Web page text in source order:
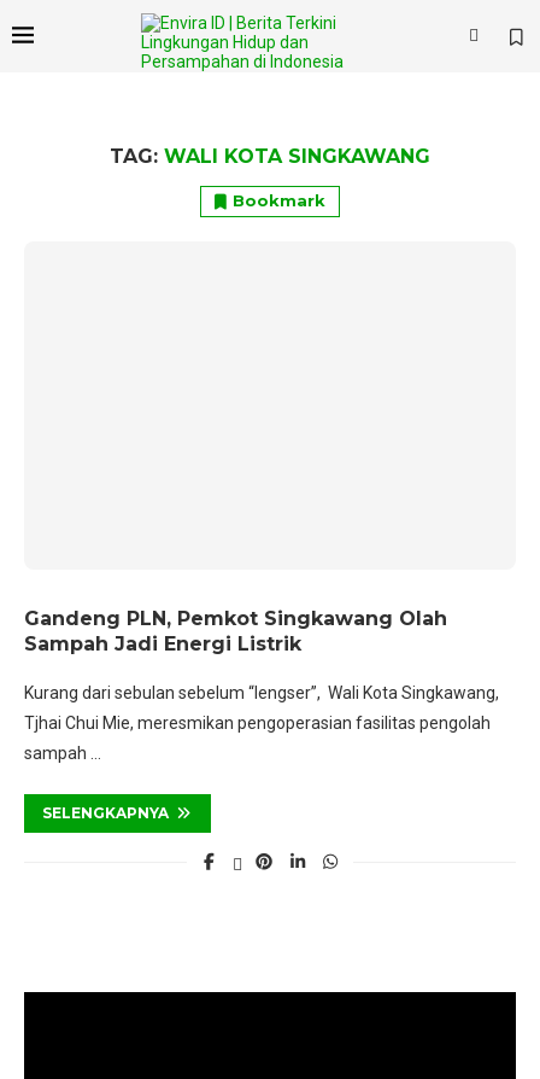
TAG: WALI KOTA SINGKAWANG
Bookmark
Gandeng PLN, Pemkot Singkawang Olah
Sampah Jadi Energi Listrik
Kurang dari sebulan sebelum “lengser”, Wali Kota Singkawang,
Tjhai Chui Mie, meresmikan pengoperasian fasilitas pengolah
sampah …
SELENGKAPNYA